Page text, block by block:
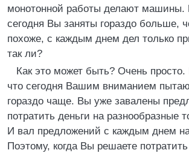
монотонной работы делают машины.
сегодня Вы заняты гораздо больше,
похоже, с каждым днем дел только
так ли?
Как это может быть? Очень
что сегодня Вашим вниманием
гораздо чаще. Вы уже завалены
потратить деньги на разнообразные
И вал предложений с каждым днем
Поэтому, когда Вы решаете